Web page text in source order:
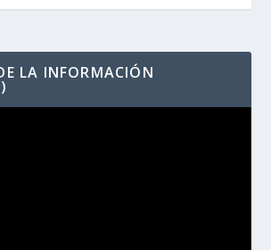
LA INFORMACIÓN